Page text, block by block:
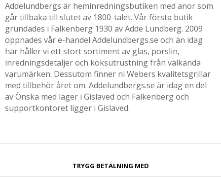
Addelundbergs är heminredningsbutiken med anor som
går tillbaka till slutet av 1800-talet. Vår första butik
grundades i Falkenberg 1930 av Adde Lundberg. 2009
öppnades vår e-handel Addelundbergs.se och än idag
har håller vi ett stort sortiment av glas, porslin,
inredningsdetaljer och köksutrustning från välkända
varumärken. Dessutom finner ni Webers kvalitetsgrillar
med tillbehör året om. Addelundbergs.se är idag en del
av Önska med lager i Gislaved och Falkenberg och
supportkontoret ligger i Gislaved.
TRYGG BETALNING MED​